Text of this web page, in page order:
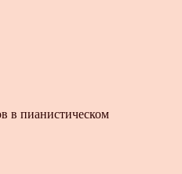
в пианистическом